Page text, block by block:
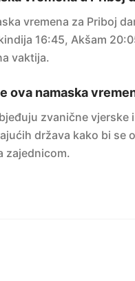
vremena za Priboj
16:45, Akšam
vaktija.
ova namaska
zvanične vjerske
država kako bi se
zajednicom.